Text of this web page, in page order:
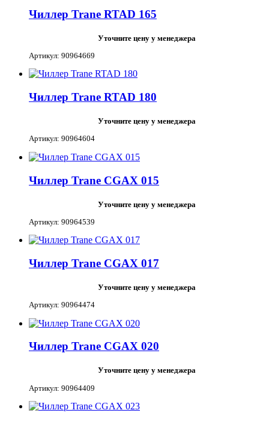
Чиллер Trane RTAD 165
Уточните цену у менеджера
Артикул: 90964669
Чиллер Trane RTAD 180
Уточните цену у менеджера
Артикул: 90964604
Чиллер Trane CGAX 015
Уточните цену у менеджера
Артикул: 90964539
Чиллер Trane CGAX 017
Уточните цену у менеджера
Артикул: 90964474
Чиллер Trane CGAX 020
Уточните цену у менеджера
Артикул: 90964409